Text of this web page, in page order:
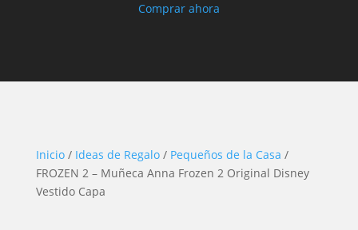
Comprar ahora
Inicio/ Ideas de Regalo/ Pequeños de la Casa /
FROZEN 2 – Muñeca Anna Frozen 2 Original Disney
Vestido Capa